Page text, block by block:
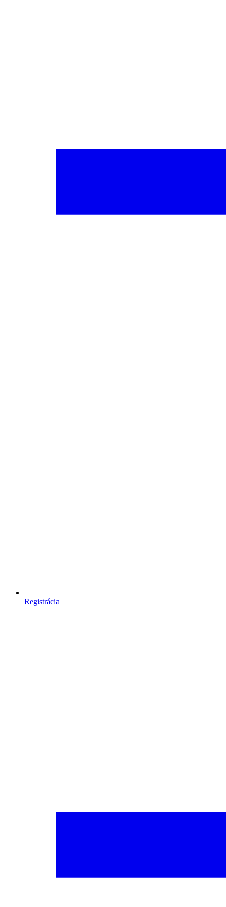
Registrácia